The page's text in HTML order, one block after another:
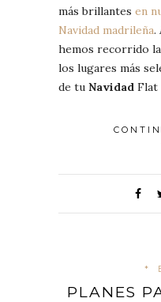
más brillantes en
Navidad madrileña.
hemos recorrido
los lugares más
de tu Navidad Flat
*
PLANES